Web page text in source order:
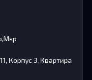
Корпус 3, Квартира